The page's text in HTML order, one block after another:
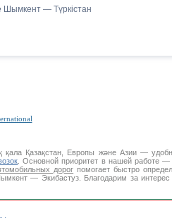
Шымкент — Түркістан
қала Қазақстан, Европы және Азии —
. Основной приоритет в нашей работе
дорог помогает быстро
— Экибастуз. Благодарим за